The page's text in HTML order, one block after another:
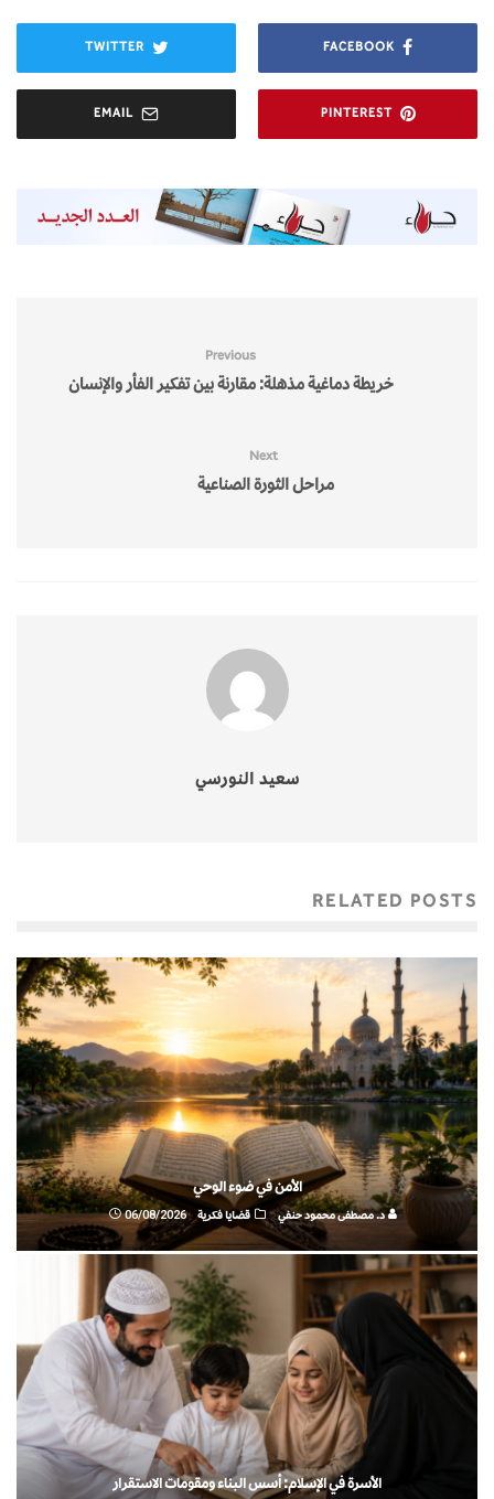
FACEBOOK
TWITTER
PINTEREST
EMAIL
Previous
خريطة دماغية مذهلة: مقارنة بين تفكير الفأر والإنسان
Next
مراحل الثورة الصناعية
سعيد النورسي
RELATED POSTS
الأمن في ضوء الوحي
د. مصطفى محمود حنفي قضايا فكرية 06/08/2026
الأسرة في الإسلام: أسس البناء ومقومات الاستقرار